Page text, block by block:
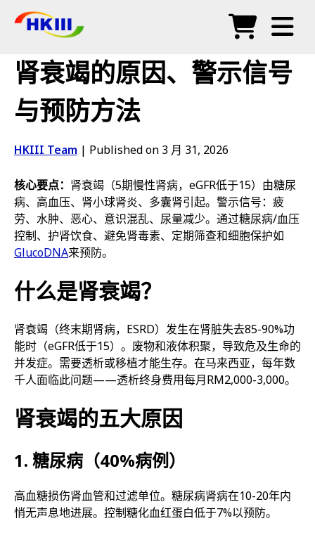
常见问题
授权代理
商店
肾衰竭的原因、警示信号
与预防方法
HKIII Team | Published on 3 月 31, 2026
核心要点： 肾衰竭（5期慢性肾病，eGFR低于15）由糖尿
病、高血压、肾小球肾炎、多囊肾引起。警示信号：疲
劳、水肿、恶心、意识混乱、尿量减少。通过糖尿病/血压
控制、护肾饮食、避免肾毒素、定期筛查和细胞保护如
GlucoDNA来预防。
什么是肾衰竭？
肾衰竭（终末期肾病，ESRD）发生在肾脏失去85-90%功
能时（eGFR低于15）。废物和液体积聚，导致危及生命的
并发症。需要透析或移植才能生存。在马来西亚，每年数
千人面临此问题——透析终身费用每月RM2,000-3,000。
肾衰竭的五大原因
1. 糖尿病（40%病例）
高血糖损伤肾血管和过滤单位。糖尿病肾病在10-20年内
悄无声息地进展。控制糖化血红蛋白低于7%以预防。